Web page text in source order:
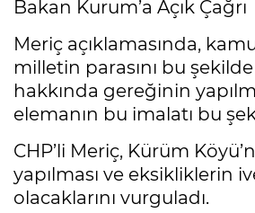
Bakan Kurum’a Açık Çağrı
Meriç açıklamasında,
milletin parasını bu
hakkında gereğinin
elemanın bu imalatı bu
CHP’li Meriç, Kürüm
yapılması ve eksikliklerin
olacaklarını vurguladı.